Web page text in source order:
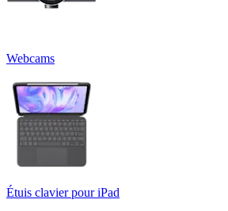
Webcams
Étuis clavier pour iPad